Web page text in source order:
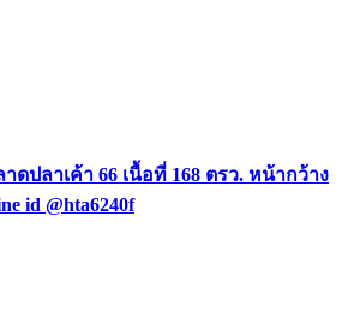
ดปลาเค้า 66 เนื้อที่ 168 ตรว. หน้ากว้าง
id @hta6240f